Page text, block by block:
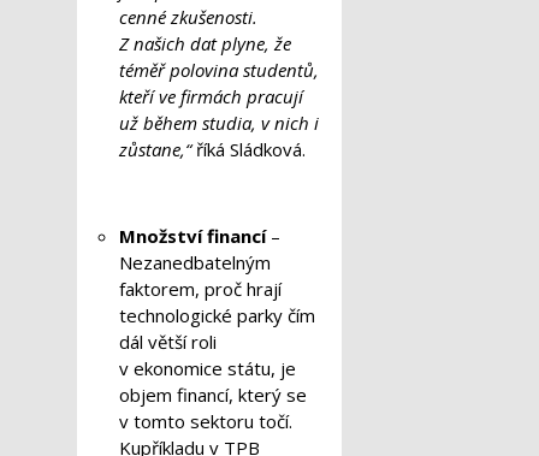
cenné zkušenosti.
Z našich dat plyne, že
téměř polovina studentů,
kteří ve firmách pracují
už během studia, v nich i
zůstane,“říká Sládková.
Množství financí–
Nezanedbatelným
faktorem, proč hrají
technologické parky čím
dál větší roli
v ekonomice státu, je
objem financí, který se
v tomto sektoru točí.
Kupříkladu v TPB